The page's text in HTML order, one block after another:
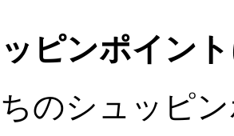
ピンポイン
のシュッピ